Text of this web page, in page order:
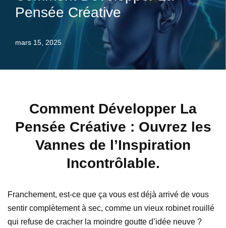
Pensée Créative
mars 15, 2025
Comment Développer La
Pensée Créative : Ouvrez les
Vannes de l’Inspiration
Incontrôlable.
Franchement, est-ce que ça vous est déjà arrivé de vous
sentir complètement à sec, comme un vieux robinet rouillé
qui refuse de cracher la moindre goutte d’idée neuve ?